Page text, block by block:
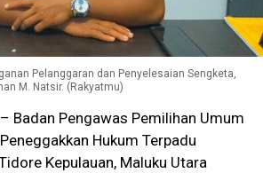
Pelanggaran dan Penyelesaian Sengketa,
M. Natsir. (Rakyatmu)
– Badan Pengawas Pemilihan Umum
Hukum Terpadu
Kepulauan, Maluku Utara